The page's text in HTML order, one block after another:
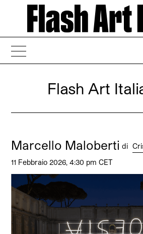
Flash Art
Marcello Maloberti di
11 Febbraio 2026, 4:30 pm CET